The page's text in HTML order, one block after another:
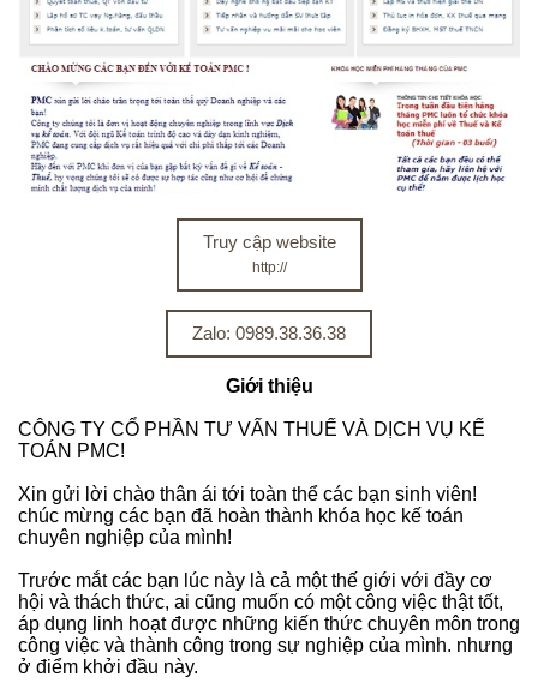
Truy cập website
http://
Zalo: 0989.38.36.38
Giới thiệu
CÔNG TY CỔ PHẦN TƯ VẤN THUẾ VÀ DỊCH VỤ KẾ
TOÁN PMC!
Xin gửi lời chào thân ái tới toàn thể các bạn sinh viên!
chúc mừng các bạn đã hoàn thành khóa học kế toán
chuyên nghiệp của mình!
Trước mắt các bạn lúc này là cả một thế giới với đầy cơ
hội và thách thức, ai cũng muốn có một công việc thật tốt,
áp dụng linh hoạt được những kiến thức chuyên môn trong
công việc và thành công trong sự nghiệp của mình. nhưng
ở điểm khởi đầu này.